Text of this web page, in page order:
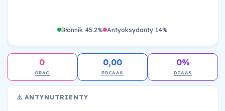
Błonnik 45.2% Antyoksydanty 14%
0
ORAC
0,00
PDCAAS
0%
DIAAS
⚠️ ANTYNUTRIENTY